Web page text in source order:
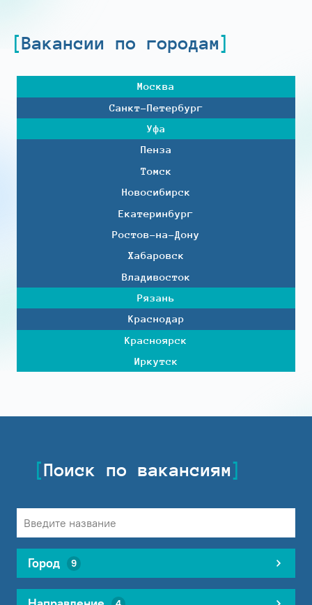
Вакансии по городам
Москва
Санкт-Петербург
Уфа
Пенза
Томск
Новосибирск
Екатеринбург
Ростов-на-Дону
Хабаровск
Владивосток
Рязань
Краснодар
Красноярск
Иркутск
Поиск по вакансиям
Город 9